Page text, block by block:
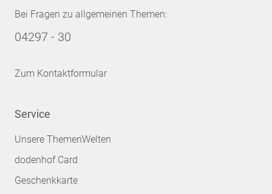
Bei Fragen zu allgemeinen Themen:
04297 - 30
Zum Kontaktformular
Service
Unsere ThemenWelten
dodenhof Card
Geschenkkarte